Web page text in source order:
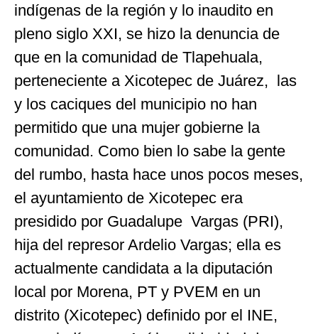
indígenas de la región y lo inaudito en
pleno siglo XXI, se hizo la denuncia de
que en la comunidad de Tlapehuala,
perteneciente a Xicotepec de Juárez, las
y los caciques del municipio no han
permitido que una mujer gobierne la
comunidad. Como bien lo sabe la gente
del rumbo, hasta hace unos pocos meses,
el ayuntamiento de Xicotepec era
presidido por Guadalupe Vargas (PRI),
hija del represor Ardelio Vargas; ella es
actualmente candidata a la diputación
local por Morena, PT y PVEM en un
distrito (Xicotepec) definido por el INE,